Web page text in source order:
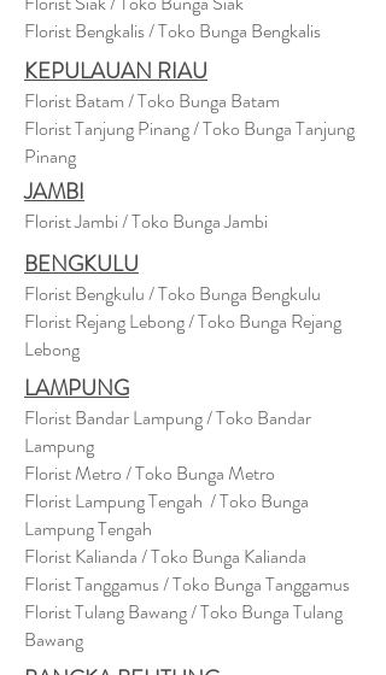
Florist Bengkalis / Toko Bunga Bengkalis
KEPULAUAN RIAU
Florist Batam / Toko Bunga Batam
Florist Tanjung Pinang / Toko Bunga Tanjung
Pinang
JAMBI
Florist Jambi / Toko Bunga Jambi
BENGKULU
Florist Bengkulu / Toko Bunga Bengkulu
Florist Rejang Lebong / Toko Bunga Rejang
Lebong
LAMPUNG
Florist Bandar Lampung / Toko Bandar
Lampung
Florist Metro / Toko Bunga Metro
Florist Lampung Tengah / Toko Bunga
Lampung Tengah
Florist Kalianda / Toko Bunga Kalianda
Florist Tanggamus / Toko Bunga Tanggamus
Florist Tulang Bawang / Toko Bunga Tulang
Bawang